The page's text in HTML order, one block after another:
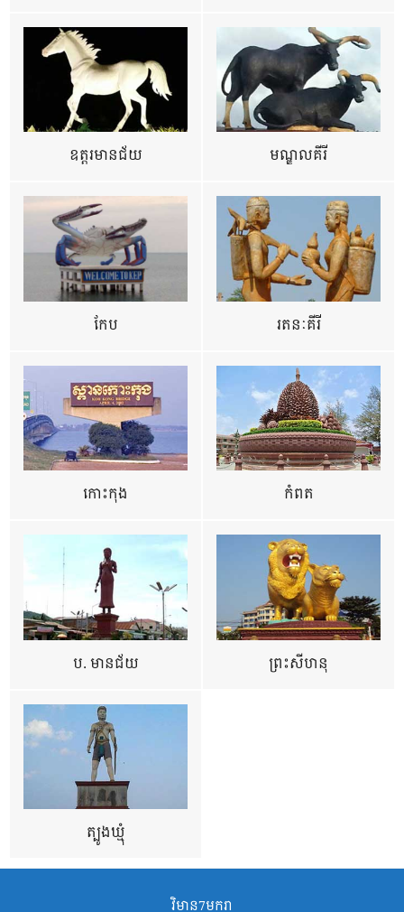
ឧត្ដរមានជ័យ មណ្ឌលគីរី
កែប រតនៈគីរី
កោះកុង កំពត
ប. មានជ័យ ព្រះសីហនុ
ត្បូងឃ្មុំ
វិមាន7មករា